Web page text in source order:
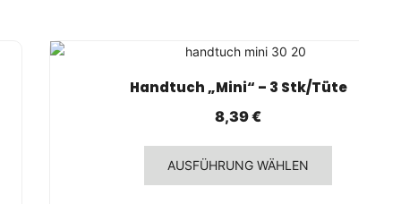
SCHNELLANSICHT
Handtuch „Mini“ – 3 Stk/Tüte
8,39€
AUSFÜHRUNG WÄHLEN
Dieses
weist